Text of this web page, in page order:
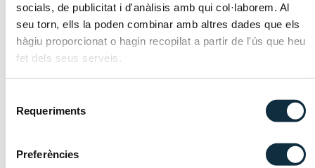
socials, de publicitat i d'anàlisis amb qui col·laborem. Al
seu torn, ells la poden combinar amb altres dades que els
hàgiu proporcionat o hagin recopilat a partir de l'ús que heu
fet dels seus serveis.
Requeriments
Preferències
Los usuarios también serán responsables en todos
aquellos otros supuestos en que incumplan los
Términos y Condiciones, como por ahora, a título
Términos y Condiciones de uso del Sitio Web”.
2.- Responsabilidad de MESAS TRIGO ABOGADOS